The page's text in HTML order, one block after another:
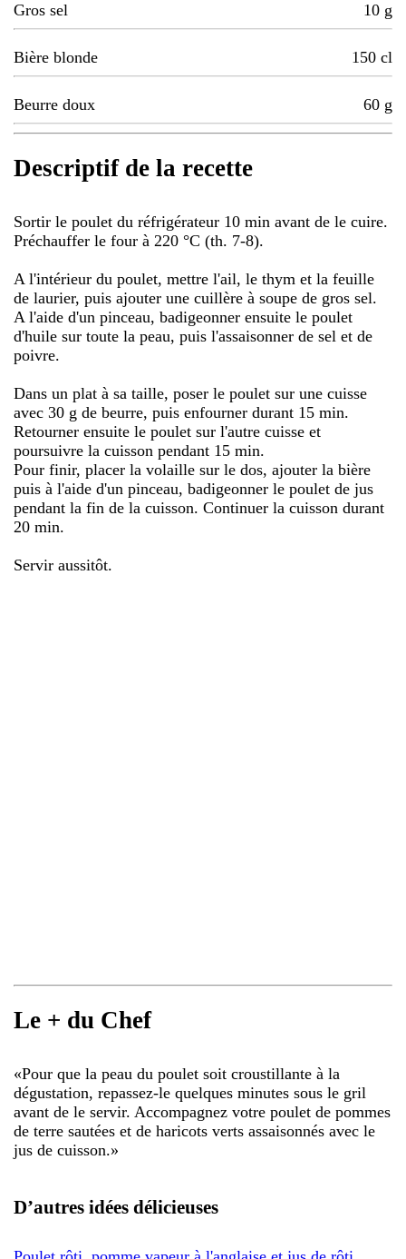
Gros sel 10 g
Bière blonde 150 cl
Beurre doux 60 g
Descriptif de la recette
Sortir le poulet du réfrigérateur 10 min avant de le cuire.
Préchauffer le four à 220 °C (th. 7-8).
A l'intérieur du poulet, mettre l'ail, le thym et la feuille
de laurier, puis ajouter une cuillère à soupe de gros sel.
A l'aide d'un pinceau, badigeonner ensuite le poulet
d'huile sur toute la peau, puis l'assaisonner de sel et de
poivre.
Dans un plat à sa taille, poser le poulet sur une cuisse
avec 30 g de beurre, puis enfourner durant 15 min.
Retourner ensuite le poulet sur l'autre cuisse et
poursuivre la cuisson pendant 15 min.
Pour finir, placer la volaille sur le dos, ajouter la bière
puis à l'aide d'un pinceau, badigeonner le poulet de jus
pendant la fin de la cuisson. Continuer la cuisson durant
20 min.
Servir aussitôt.
Le + du Chef
«Pour que la peau du poulet soit croustillante à la
dégustation, repassez-le quelques minutes sous le gril
avant de le servir. Accompagnez votre poulet de pommes
de terre sautées et de haricots verts assaisonnés avec le
jus de cuisson.»
D’autres idées délicieuses